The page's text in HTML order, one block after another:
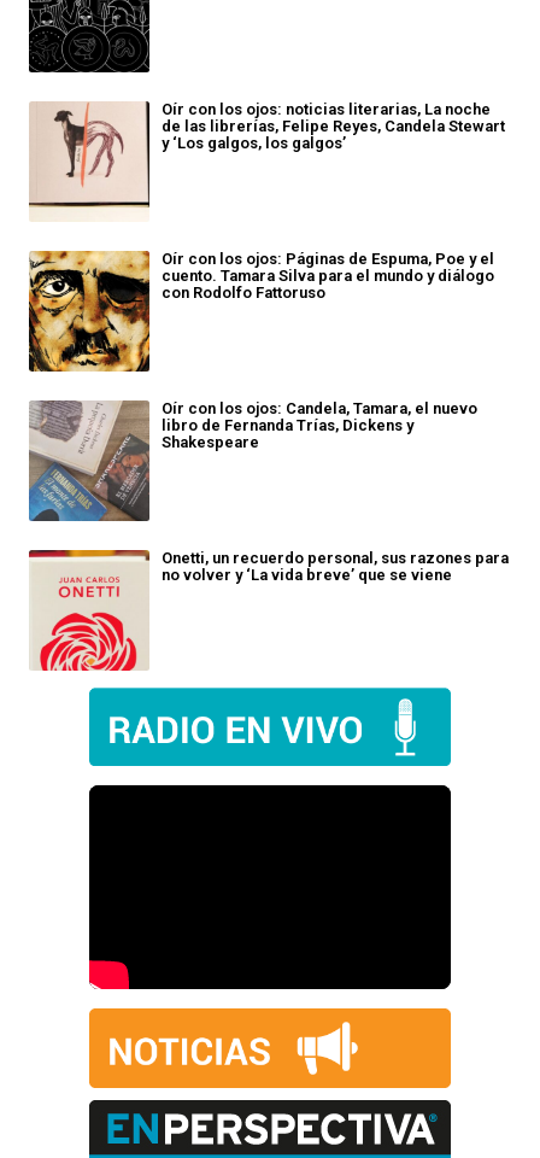
Oír con los ojos: noticias literarias, La noche
de las librerías, Felipe Reyes, Candela Stewart
y ‘Los galgos, los galgos’
Oír con los ojos: Páginas de Espuma, Poe y el
cuento. Tamara Silva para el mundo y diálogo
con Rodolfo Fattoruso
Oír con los ojos: Candela, Tamara, el nuevo
libro de Fernanda Trías, Dickens y
Shakespeare
Onetti, un recuerdo personal, sus razones para
no volver y ‘La vida breve’ que se viene